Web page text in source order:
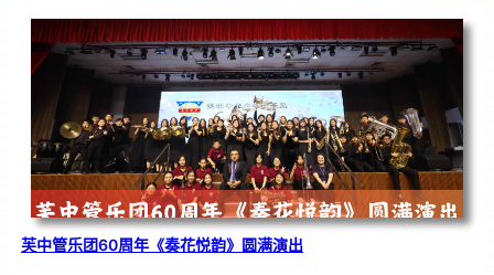
2
0
2
6
年
亚
洲科
芙中管乐团60周年《奏花悦韵》圆满演出